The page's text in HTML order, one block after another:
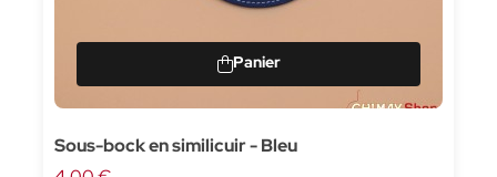
Sous-bock en similicuir - Bleu